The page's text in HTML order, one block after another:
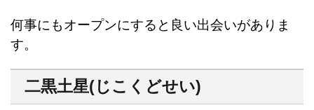
何事にもオープンにすると良い出会いがありま
す。
二黒土星(じこくどせい)